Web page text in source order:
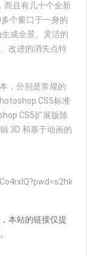
而且有几十个全新
个窗口于一身的
成全景、灵活的
、改进的消失点特
，分别是常规的
CS5标准
CS5扩展版除
3D 和基于动画的
本站的链接仅提